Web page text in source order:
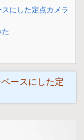
にした定点カメラ
ースにした定